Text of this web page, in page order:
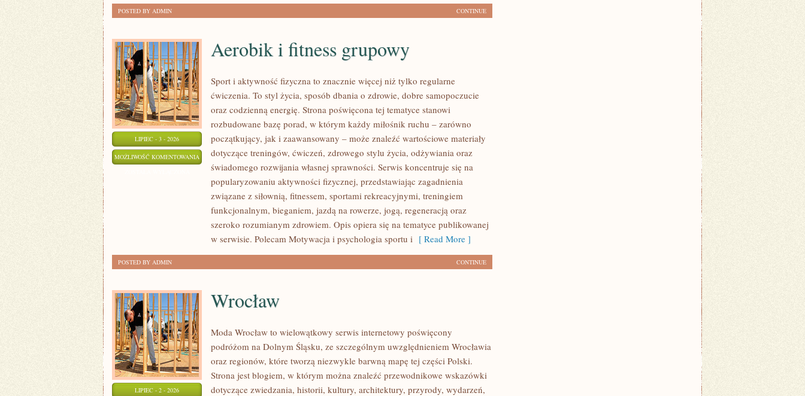
CONTINUE
POSTED BY ADMIN
LIPIEC - 3 - 2026
MOŻLIWOŚĆ KOMENTOWANIA AEROBIK
FITNESS
GRUPOWY
Aerobik i fitness grupowy
Sport i aktywność fizyczna to znacznie więcej niż tylko regularne
ćwiczenia. To styl życia, sposób dbania o zdrowie, dobre samopoczucie
oraz codzienną energię. Strona poświęcona tej tematyce stanowi
rozbudowane bazę porad, w którym każdy miłośnik ruchu – zarówno
początkujący, jak i zaawansowany – może znaleźć wartościowe materiały
dotyczące treningów, ćwiczeń, zdrowego stylu życia, odżywiania oraz
świadomego rozwijania własnej sprawności. Serwis koncentruje się na
popularyzowaniu aktywności fizycznej, przedstawiając zagadnienia
związane z siłownią, fitnessem, sportami rekreacyjnymi, treningiem
funkcjonalnym, bieganiem, jazdą na rowerze, jogą, regeneracją oraz
szeroko rozumianym zdrowiem. Opis opiera się na tematyce publikowanej
w serwisie. Polecam Motywacja i psychologia sportu i [ Read More ]
CONTINUE
POSTED BY ADMIN
LIPIEC - 2 - 2026
Wrocław
Moda Wrocław to wielowątkowy serwis internetowy poświęcony
podróżom na Dolnym Śląsku, ze szczególnym uwzględnieniem Wrocławia
oraz regionów, które tworzą niezwykle barwną mapę tej części Polski.
Strona jest blogiem, w którym można znaleźć przewodnikowe wskazówki
dotyczące zwiedzania, historii, kultury, architektury, przyrody, wydarzeń,